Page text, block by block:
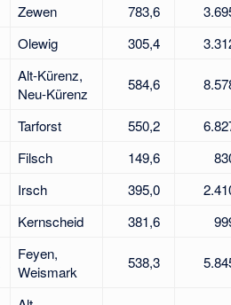
Zewen 783,6
Olewig 305,4
Alt-Kürenz,
Neu-Kürenz
584,6
Tarforst 550,2
Filsch 149,6
Irsch 395,0
Kernscheid 381,6
Feyen,
Weismark
538,3